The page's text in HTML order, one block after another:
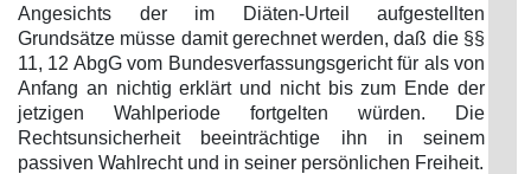
Angesichts der im Diäten-Urteil aufgestellten
Grundsätze müsse damit gerechnet werden, daß die §§
11, 12 AbgG vom Bundesverfassungsgericht für als von
Anfang an nichtig erklärt und nicht bis zum Ende der
jetzigen Wahlperiode fortgelten würden. Die
Rechtsunsicherheit beeinträchtige ihn in seinem
passiven Wahlrecht und in seiner persönlichen Freiheit.